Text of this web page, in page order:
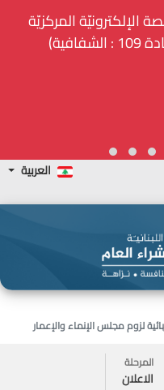
الإلكترونيّة المركزيّة
العربية
لزوم مجلس الإنماء والإعمار
المرحلة
الاعلان